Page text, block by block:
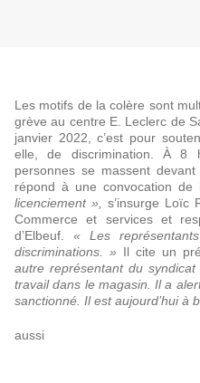
Les motifs de la colère sont
grève au centre E. Leclerc de
janvier 2022, c’est pour
elle, de discrimination. À 8
personnes se massent devant
répond à une convocation de
licenciement »,
s’insurge Loïc
Commerce et services et
d’Elbeuf.
« Les
discriminations. » Il cite un
autre représentant du
travail dans le magasin. Il a
sanctionné. Il est aujourd’hui à
aussi